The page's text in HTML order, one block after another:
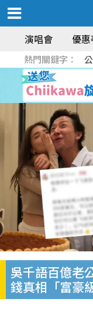
演唱會 優
熱門關鍵字：
吳千語百億老
錢真相「富豪